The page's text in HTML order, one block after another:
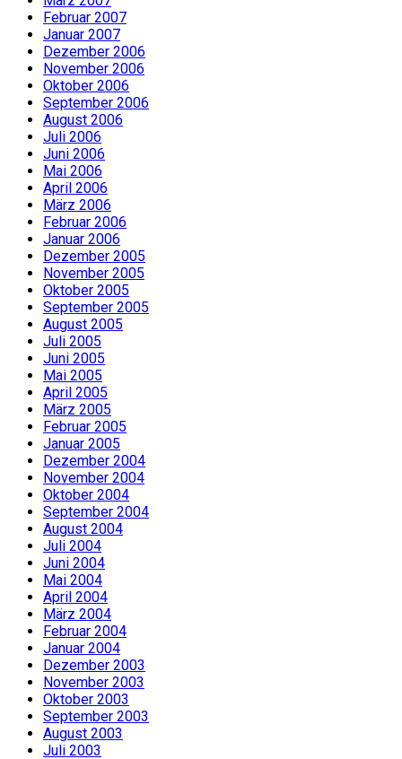
Februar 2007
Januar 2007
Dezember 2006
November 2006
Oktober 2006
September 2006
August 2006
Juli 2006
Juni 2006
Mai 2006
April 2006
März 2006
Februar 2006
Januar 2006
Dezember 2005
November 2005
Oktober 2005
September 2005
August 2005
Juli 2005
Juni 2005
Mai 2005
April 2005
März 2005
Februar 2005
Januar 2005
Dezember 2004
November 2004
Oktober 2004
September 2004
August 2004
Juli 2004
Juni 2004
Mai 2004
April 2004
März 2004
Februar 2004
Januar 2004
Dezember 2003
November 2003
Oktober 2003
September 2003
August 2003
Juli 2003